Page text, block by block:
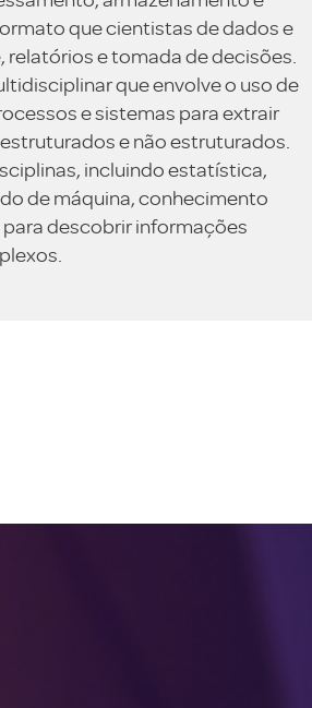
que cientistas de dados e
relatórios e tomada de decisões.
que envolve o uso de
e sistemas para extrair
e não estruturados.
incluindo estatística,
de máquina, conhecimento
descobrir informações